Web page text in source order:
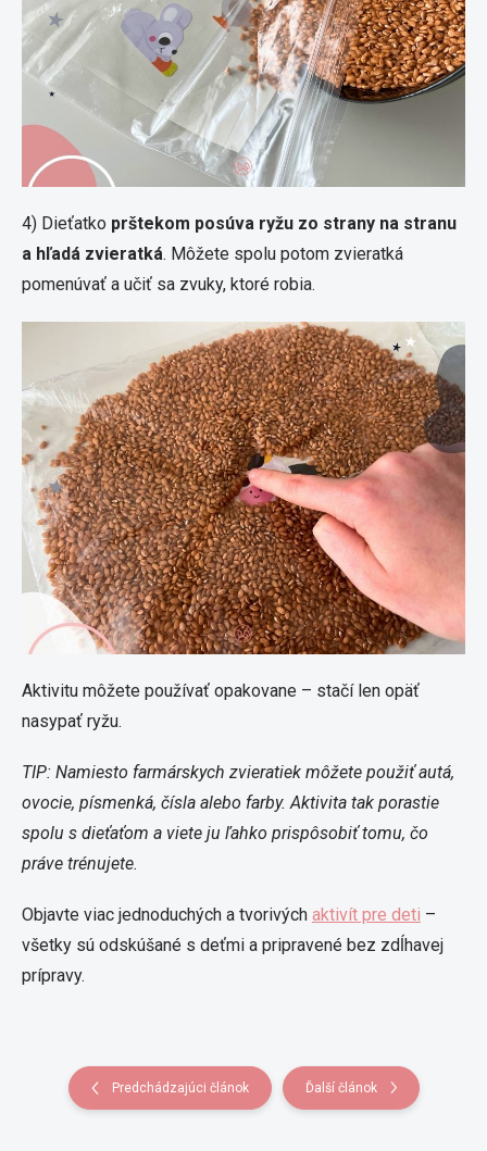
4) Dieťatko prštekom posúva ryžu zo strany na stranu
a hľadá zvieratká. Môžete spolu potom zvieratká
pomenúvať a učiť sa zvuky, ktoré robia.
Aktivitu môžete používať opakovane – stačí len opäť
nasypať ryžu.
TIP: Namiesto farmárskych zvieratiek môžete použiť autá,
ovocie, písmenká, čísla alebo farby. Aktivita tak porastie
spolu s dieťaťom a viete ju ľahko prispôsobiť tomu, čo
práve trénujete.
Objavte viac jednoduchých a tvorivých aktivít pre deti –
všetky sú odskúšané s deťmi a pripravené bez zdĺhavej
prípravy.
Predchádzajúci článok Ďalší článok